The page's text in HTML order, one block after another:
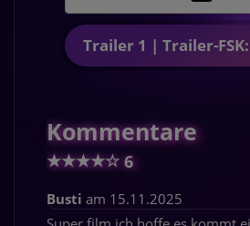
Trailer 1 | Trailer-
Kommentare
★★★★☆ 6
Busti am 15.11.2025